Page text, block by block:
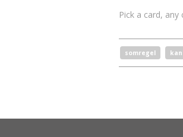
Pick a card,
somregel